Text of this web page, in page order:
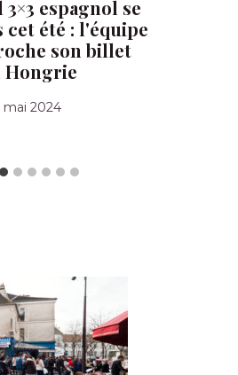
espagnol se
cet été : l'équipe
son billet
Hongrie
mai 2024